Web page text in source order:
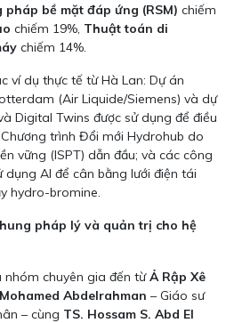
pháp bề mặt đáp ứng (RSM) chiếm
chiếm 19%, Thuật toán di
chiếm 14%.
ví dụ thực tế từ Hà Lan: Dự án
(Air Liquide/Siemens) và dự
Digital Twins được sử dụng để điều
trình Đổi mới Hydrohub do
vững (ISPT) dẫn đầu; và các công
dụng AI để cân bằng lưới điện tái
hydro-bromine.
pháp lý và quản trị cho hệ
chuyên gia đến từẢ Rập Xê
Abdelrahman – Giáo sư
– cùng TS. Hossam S. Abd El